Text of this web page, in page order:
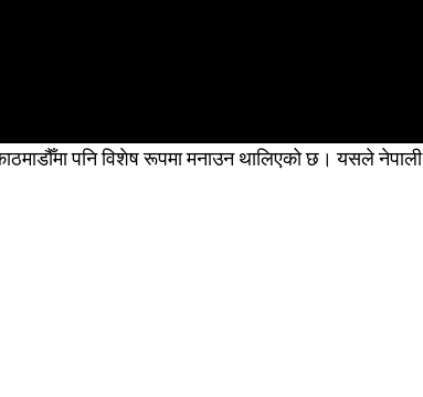
पनि विशेष रूपमा मनाउन थालिएको छ। यसले नेपाली